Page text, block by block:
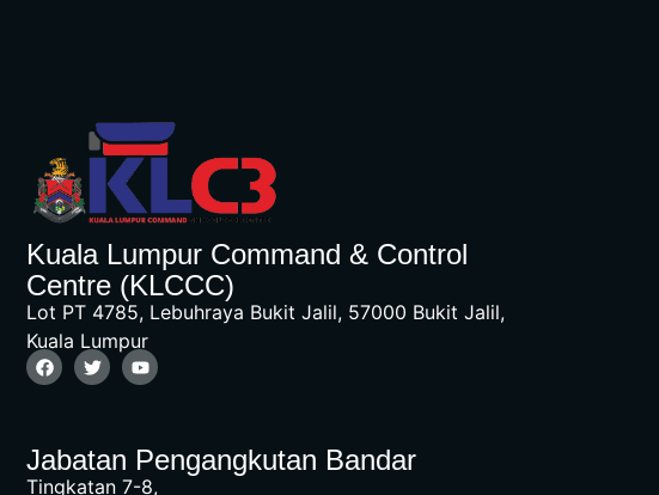
Kuala Lumpur Command & Control
Centre (KLCCC)
Lot PT 4785, Lebuhraya Bukit Jalil, 57000 Bukit Jalil,
Kuala Lumpur
Jabatan Pengangkutan Bandar
Tingkatan 7-8,